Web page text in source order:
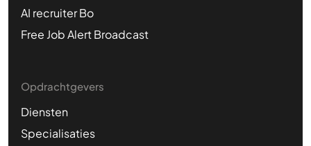
AI recruiter Bo
Free Job Alert Broadcast
Opdrachtgevers
Diensten
Specialisaties